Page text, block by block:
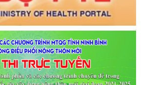
THÔNG BÁO KHẨN CỦA BỘ Y TẾ)
-Ngày hiệu lực: (06/07/2021)
SÁCH CÁC ĐỊA ĐIỂM NGUY CƠ CẦN
THÔNG BÁO KHẨN CỦA BỘ Y TẾ)
-Ngày hiệu lực: (02/07/2021)